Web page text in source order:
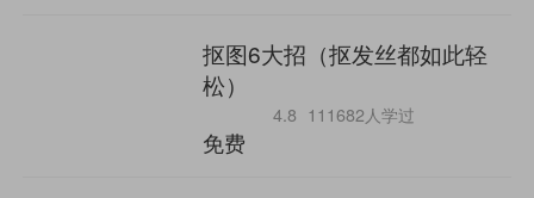
抠图6大招（抠发丝都如此轻
松）
4.8 111682人学过
免费